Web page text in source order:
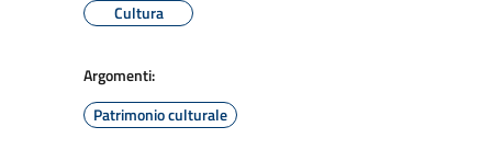
Cultura
Argomenti:
Patrimonio culturale